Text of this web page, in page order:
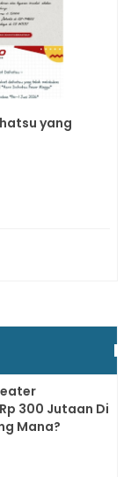
yang
300 Jutaan Di
Mana?